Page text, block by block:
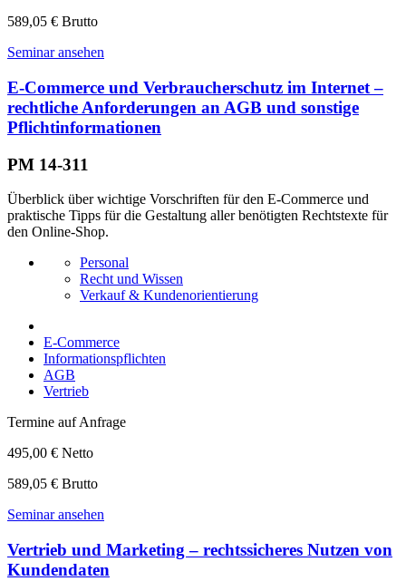
589,05 € Brutto
Seminar ansehen
E-Commerce und Verbraucherschutz im Internet –
rechtliche Anforderungen an AGB und sonstige
Pflichtinformationen
PM 14-311
Überblick über wichtige Vorschriften für den E-Commerce und
praktische Tipps für die Gestaltung aller benötigten Rechtstexte für
den Online-Shop.
Personal
Recht und Wissen
Verkauf & Kundenorientierung
E-Commerce
Informationspflichten
AGB
Vertrieb
Termine auf Anfrage
495,00 € Netto
589,05 € Brutto
Seminar ansehen
Vertrieb und Marketing – rechtssicheres Nutzen von
Kundendaten